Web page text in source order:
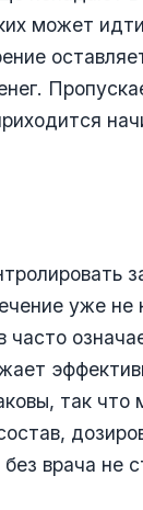
может
уже не
так
врача не